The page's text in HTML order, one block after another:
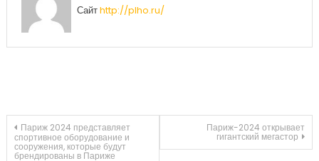
Сайтhttp://plho.ru/
Навигация
Париж 2024 представляет
спортивное оборудование и
сооружения, которые будут
брендированы в Париже
Париж-2024 открывает
гигантский мегастор